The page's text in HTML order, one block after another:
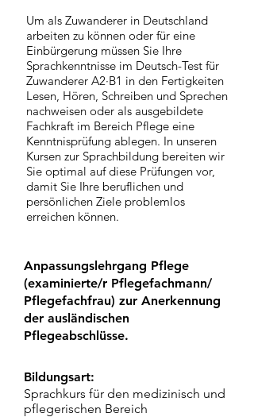
Um als Zuwanderer in Deutschland
arbeiten zu können oder für eine
Einbürgerung müssen Sie Ihre
Sprachkenntnisse im Deutsch-Test für
Zuwanderer A2·B1 in den Fertigkeiten
Lesen, Hören, Schreiben und Sprechen
nachweisen oder als ausgebildete
Fachkraft im Bereich Pflege eine
Kenntnisprüfung ablegen. In unseren
Kursen zur Sprachbildung bereiten wir
Sie optimal auf diese Prüfungen vor,
damit Sie Ihre beruflichen und
persönlichen Ziele problemlos
erreichen können.
Anpassungslehrgang Pflege
(examinierte/r Pflegefachmann/
Pflegefachfrau) zur Anerkennung
der ausländischen
Pflegeabschlüsse.
Bildungsart:
Sprachkurs für den medizinisch und
pflegerischen Bereich